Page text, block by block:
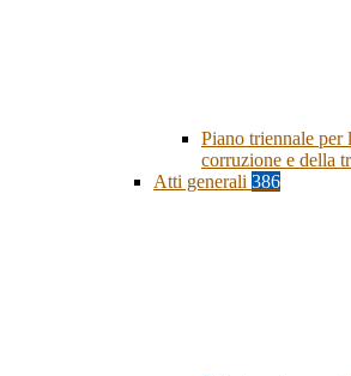
Piano triennale per
corruzione e della
Atti generali 386